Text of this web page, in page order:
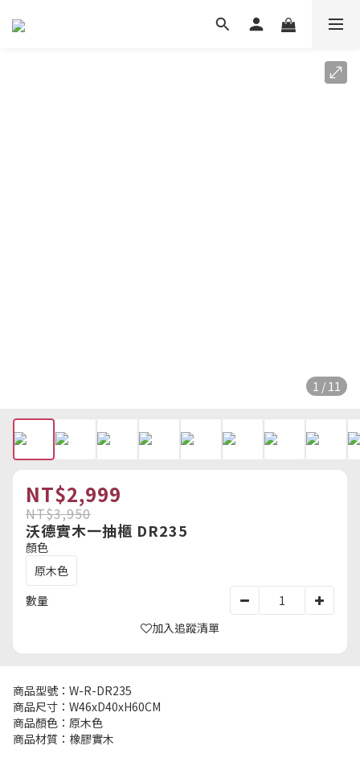
1 / 11
NT$2,999
NT$3,950
沃德實木一抽櫃 DR235
顏色
原木色
數量
加入追蹤清單
商品型號：W-R-DR235
商品尺寸：W46xD40xH60CM
商品顏色：原木色
商品材質：橡膠實木